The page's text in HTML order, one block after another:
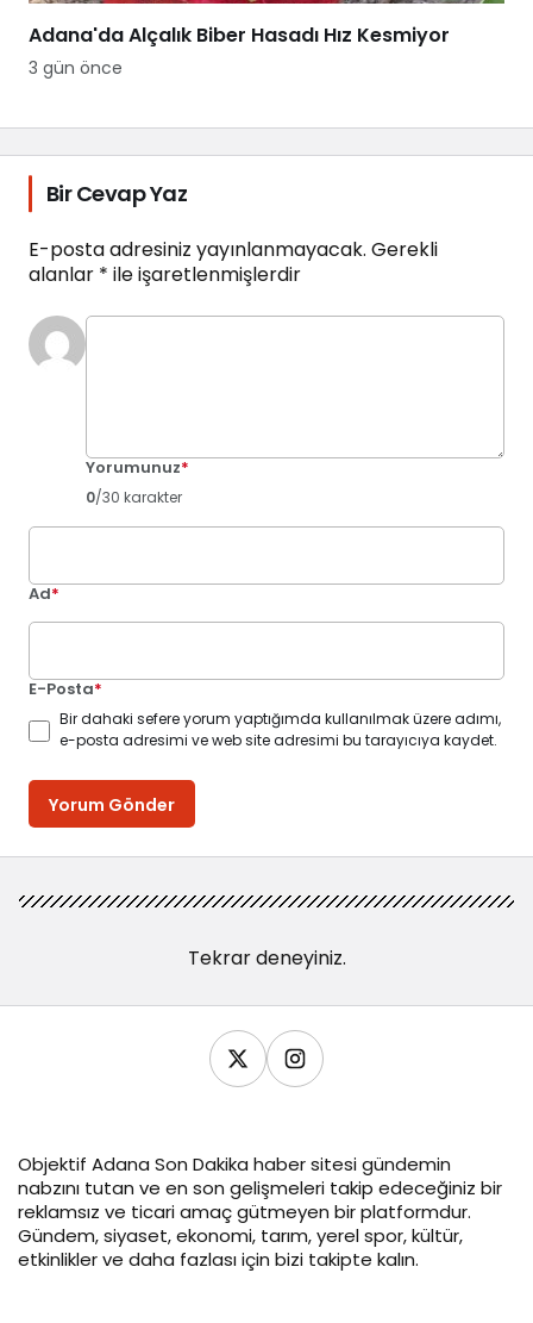
Adana'da Alçalık Biber Hasadı Hız Kesmiyor
3 gün önce
Bir Cevap Yaz
E-posta adresiniz yayınlanmayacak. Gerekli
alanlar * ile işaretlenmişlerdir
Yorumunuz*
0/30 karakter
Ad*
E-Posta*
Bir dahaki sefere yorum yaptığımda kullanılmak üzere adımı,
e-posta adresimi ve web site adresimi bu tarayıcıya kaydet.
Yorum Gönder
Tekrar deneyiniz.
Objektif Adana Son Dakika haber sitesi gündemin
nabzını tutan ve en son gelişmeleri takip edeceğiniz bir
reklamsız ve ticari amaç gütmeyen bir platformdur.
Gündem, siyaset, ekonomi, tarım, yerel spor, kültür,
etkinlikler ve daha fazlası için bizi takipte kalın.